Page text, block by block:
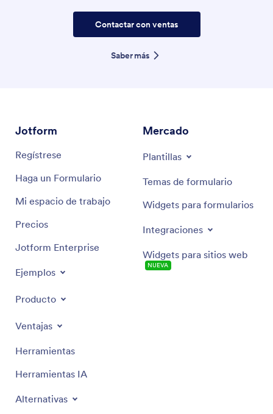
Contactar con ventas
Saber más
Jotform
Regístrese
Haga un Formulario
Mi espacio de trabajo
Precios
Jotform Enterprise
Ejemplos
Producto
Ventajas
Herramientas
Herramientas IA
Alternativas
Mercado
Plantillas
Temas de formulario
Widgets para formularios
Integraciones
Widgets para sitios web
NUEVA